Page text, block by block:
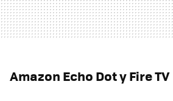
Amazon Echo Dot y Fire TV